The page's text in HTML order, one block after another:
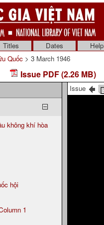
Titles Dates
Help
Quốc > 3 March 1946
Issue PDF (2.26 MB)
không khí hòa
hội
1
Issue